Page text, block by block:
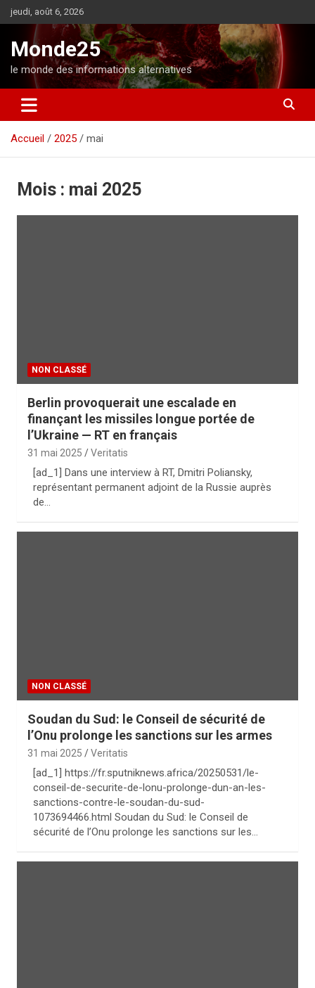
l
o
t
jeudi, août 6, 2026
Monde25
le monde des informations alternatives
Accueil 2025 mai
Mois : mai 2025
NON CLASSÉ
Berlin provoquerait une escalade en
finançant les missiles longue portée de
l’Ukraine — RT en français
31 mai 2025 Veritatis
[ad_1] Dans une interview à RT, Dmitri Poliansky,
représentant permanent adjoint de la Russie auprès
de…
NON CLASSÉ
Soudan du Sud: le Conseil de sécurité de
l’Onu prolonge les sanctions sur les armes
31 mai 2025 Veritatis
[ad_1] https://fr.sputniknews.africa/20250531/le-
conseil-de-securite-de-lonu-prolonge-dun-an-les-
sanctions-contre-le-soudan-du-sud-
1073694466.html Soudan du Sud: le Conseil de
sécurité de l’Onu prolonge les sanctions sur les…